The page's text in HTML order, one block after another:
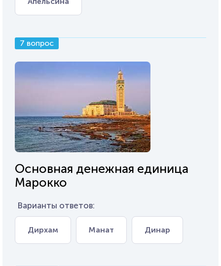
7 вопрос
Основная денежная единица
Марокко
Варианты ответов:
Дирхам Манат Динар